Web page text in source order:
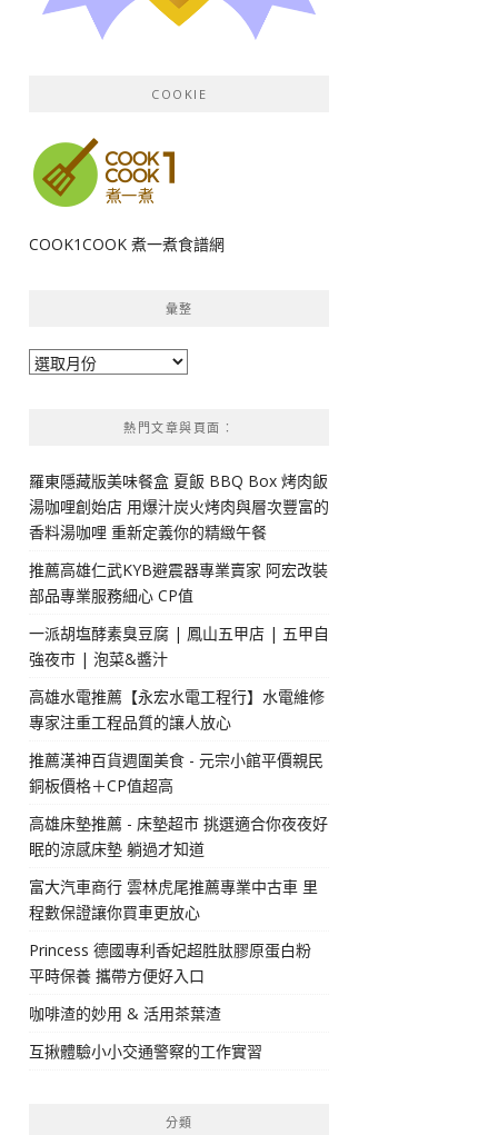
COOKIE
COOK1COOK 煮一煮食譜網
彙整
彙
熱門文章與頁面︰
羅東隱藏版美味餐盒 夏飯 BBQ Box 烤肉飯
湯咖哩創始店 用爆汁炭火烤肉與層次豐富的
香料湯咖哩 重新定義你的精緻午餐
推薦高雄仁武KYB避震器專業賣家 阿宏改裝
部品專業服務細心 CP值
一派胡塩酵素臭豆腐 | 鳳山五甲店 | 五甲自
強夜市 | 泡菜&醬汁
高雄水電推薦【永宏水電工程行】水電維修
專家注重工程品質的讓人放心
推薦漢神百貨週圍美食 - 元宗小館平價親民
銅板價格＋CP值超高
高雄床墊推薦 - 床墊超市 挑選適合你夜夜好
眠的涼感床墊 躺過才知道
富大汽車商行 雲林虎尾推薦專業中古車 里
程數保證讓你買車更放心
Princess 德國專利香妃超胜肽膠原蛋白粉
平時保養 攜帶方便好入口
咖啡渣的妙用 & 活用茶葉渣
互揪體驗小小交通警察的工作實習
分類